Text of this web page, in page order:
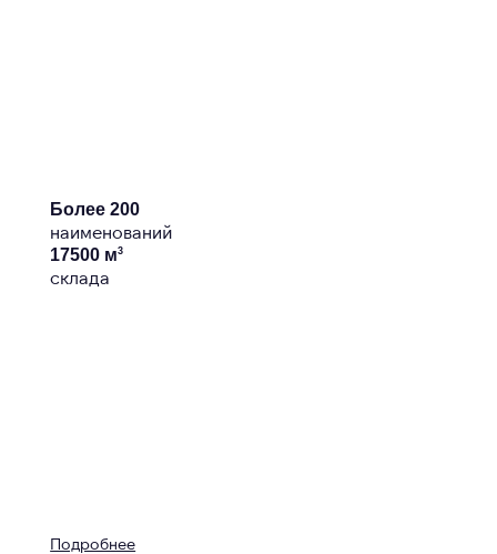
Более200
наименований
17500 м3
склада
Подробнее